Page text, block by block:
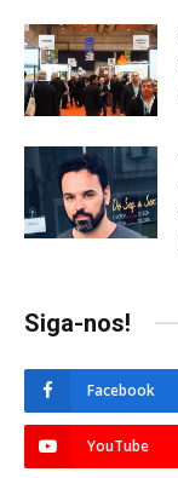
Siga-nos!
Facebook
YouTube